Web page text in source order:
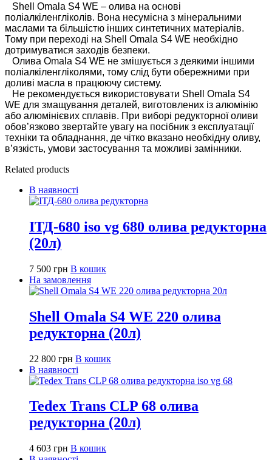
Shell Omala S4 WE – олива на основі
поліалкіленгліколів. Вона несумісна з мінеральними
маслами та більшістю інших синтетичних матеріалів.
Тому при переході на Shell Omala S4 WE необхідно
дотримуватися заходів безпеки.
Олива Omala S4 WE не змішується з деякими іншими
поліалкіленгліколями, тому слід бути обережними при
доливі масла в працюючу систему.
Не рекомендується використовувати Shell Omala S4
WE для змащування деталей, виготовлених із алюмінію
або алюмінієвих сплавів. При виборі редукторної оливи
обов’язково звертайте увагу на посібник з експлуатації
техніки та обладнання, де чітко вказано необхідну оливу,
в’язкість, умови застосування та можливі замінники.
Related products
В наявності
ІТД-680 iso vg 680 олива редукторна
(20л)
7 500 грн В кошик
На замовлення
Shell Omala S4 WE 220 олива
редукторна (20л)
22 800 грн В кошик
В наявності
Tedex Trans CLP 68 олива
редукторна (20л)
4 603 грн В кошик